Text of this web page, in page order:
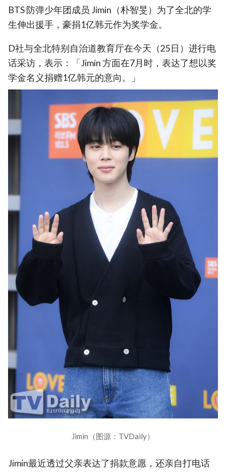
BTS 防弹少年团成员 Jimin（朴智旻）为了全北的学
生伸出援手，豪捐1亿韩元作为奖学金。
D社与全北特别自治道教育厅在今天（25日）进行电
话采访，表示：「Jimin 方面在7月时，表达了想以奖
学金名义捐赠1亿韩元的意向。」
Jimin（图源：TVDaily）
Jimin最近透过父亲表达了捐款意愿，还亲自打电话